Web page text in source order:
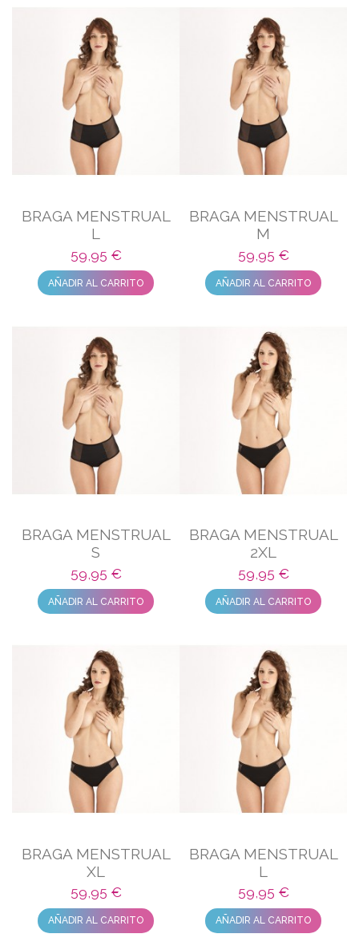
BRAGA MENSTRUAL
L
59,95 €
AÑADIR AL CARRITO
BRAGA MENSTRUAL
M
59,95 €
AÑADIR AL CARRITO
BRAGA MENSTRUAL
S
59,95 €
AÑADIR AL CARRITO
BRAGA MENSTRUAL
2XL
59,95 €
AÑADIR AL CARRITO
BRAGA MENSTRUAL
XL
59,95 €
AÑADIR AL CARRITO
BRAGA MENSTRUAL
L
59,95 €
AÑADIR AL CARRITO